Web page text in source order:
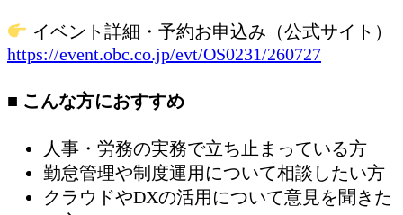
イベント詳細・予約お申込み（公式サイト）
https://event.obc.co.jp/evt/OS0231/260727
■ こんな方におすすめ
人事・労務の実務で立ち止まっている方
勤怠管理や制度運用について相談したい方
クラウドやDXの活用について意見を聞きた